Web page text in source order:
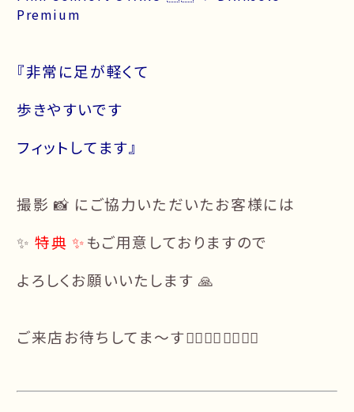
Premium
『非常に足が軽くて
歩きやすいです
フィットしてます』
撮影 📸 にご協力いただいたお客様には
✨特典 ✨もご用意しておりますので
よろしくお願いいたします 🙏
ご来店お待ちしてま〜す🙇‍♂️🙇‍♀️🙇‍♀️🙇‍♂️